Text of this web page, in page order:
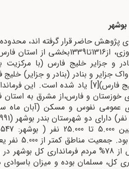
پژوهش حاضر قرار گرفته اند،
و جزایر خلیج فارس (با
فارس)[7]
خوزستان و فارس،از مشرق به